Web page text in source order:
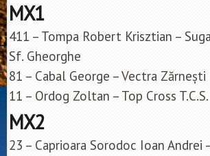
MX1
411 – Tompa Robert Krisztian –
Sf. Gheorghe
81 – Cabal George – Vectra Zărnești
11 – Ordog Zoltan – Top Cross T.C.S.
MX2
23 – Caprioara Sorodoc Ioan Andrei